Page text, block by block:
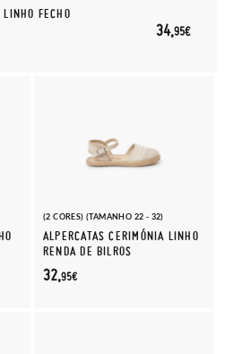
LINHO FECHO
34,95€
(2 CORES) (TAMANHO 22 - 32)
ALPERCATAS CERIMÓNIA LINHO
RENDA DE BILROS
32,95€